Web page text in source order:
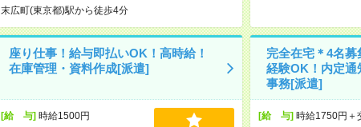
末広町(東京都)駅から徒歩4分
座り仕事！給与即払いOK！高時給！
在庫管理・資料作成[派遣]
[給 与]時給1500円
完全在宅＊4名
経験OK！内定通
事務[派遣]
[給 与]時給1750円